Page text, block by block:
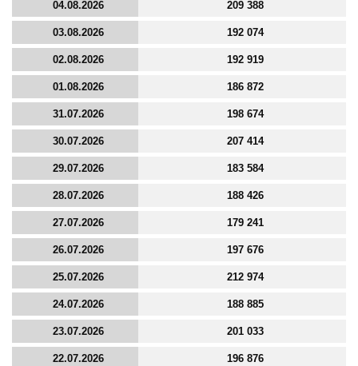
04.08.2026 209 388
03.08.2026 192 074
02.08.2026 192 919
01.08.2026 186 872
31.07.2026 198 674
30.07.2026 207 414
29.07.2026 183 584
28.07.2026 188 426
27.07.2026 179 241
26.07.2026 197 676
25.07.2026 212 974
24.07.2026 188 885
23.07.2026 201 033
22.07.2026 196 876